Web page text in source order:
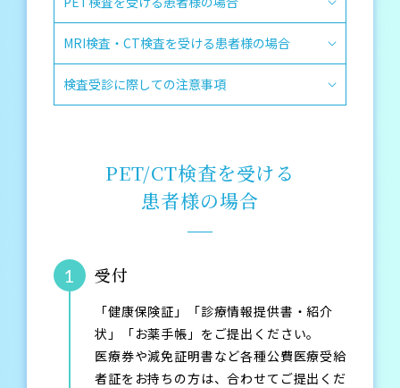
MRI検査・CT検査を受ける患者様の場合
検査受診に際しての注意事項
PET/CT検査を受ける
患者様の場合
1 受付
「健康保険証」「診療情報提供書・紹介
状」「お薬手帳」をご提出ください。
医療券や減免証明書など各種公費医療受給
者証をお持ちの方は、合わせてご提出くだ